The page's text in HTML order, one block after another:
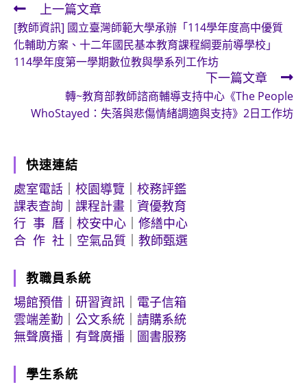
Read
more
articles
上一篇文章
[教師資訊] 國立臺灣師範大學承辦「114學年度高中優質
化輔助方案、十二年國民基本教育課程綱要前導學校」
114學年度第一學期數位教與學系列工作坊
下一篇文章
轉~教育部教師諮商輔導支持中心《The People
WhoStayed：失落與悲傷情緒調適與支持》2日工作坊
快速連結
處室電話
校園導覽
校務評鑑
課表查詢
課程計畫
資優教育
行 事 曆
校安中心
修繕中心
合 作 社
空氣品質 教師甄選
教職員系統
場館預借
研習資訊
電子信箱
雲端差勤
公文系統
請購系統
無聲廣播
有聲廣播 圖書服務
學生系統